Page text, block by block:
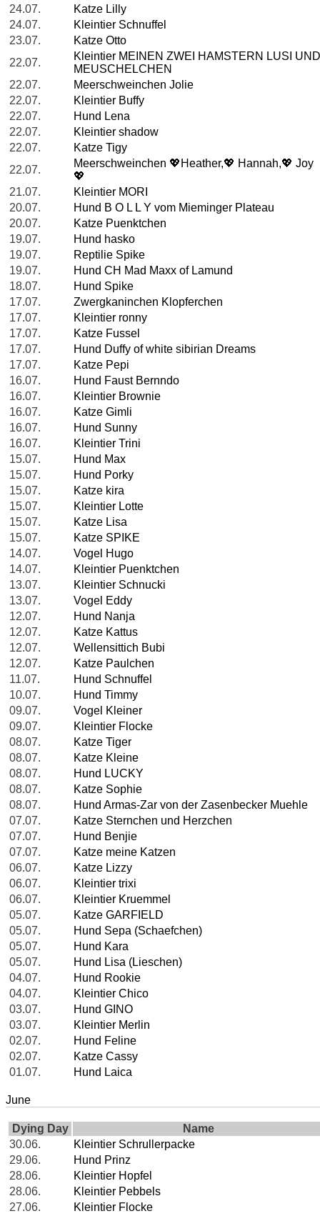
24.07.
Katze Lilly
24.07.
Kleintier Schnuffel
23.07.
Katze Otto
22.07.
Kleintier MEINEN ZWEI HAMSTERN LUSI UND
MEUSCHELCHEN
22.07.
Meerschweinchen Jolie
22.07.
Kleintier Buffy
22.07.
Hund Lena
22.07.
Kleintier shadow
22.07.
Katze Tigy
22.07.
Meerschweinchen 💖Heather,💖 Hannah,💖 Joy
💖
21.07.
Kleintier MORI
20.07.
Hund B O L L Y vom Mieminger Plateau
20.07.
Katze Puenktchen
19.07.
Hund hasko
19.07.
Reptilie Spike
19.07.
Hund CH Mad Maxx of Lamund
18.07.
Hund Spike
17.07.
Zwergkaninchen Klopferchen
17.07.
Kleintier ronny
17.07.
Katze Fussel
17.07.
Hund Duffy of white sibirian Dreams
17.07.
Katze Pepi
16.07.
Hund Faust Bernndo
16.07.
Kleintier Brownie
16.07.
Katze Gimli
16.07.
Hund Sunny
16.07.
Kleintier Trini
15.07.
Hund Max
15.07.
Hund Porky
15.07.
Katze kira
15.07.
Kleintier Lotte
15.07.
Katze Lisa
15.07.
Katze SPIKE
14.07.
Vogel Hugo
14.07.
Kleintier Puenktchen
13.07.
Kleintier Schnucki
13.07.
Vogel Eddy
12.07.
Hund Nanja
12.07.
Katze Kattus
12.07.
Wellensittich Bubi
12.07.
Katze Paulchen
11.07.
Hund Schnuffel
10.07.
Hund Timmy
09.07.
Vogel Kleiner
09.07.
Kleintier Flocke
08.07.
Katze Tiger
08.07.
Katze Kleine
08.07.
Hund LUCKY
08.07.
Katze Sophie
08.07.
Hund Armas-Zar von der Zasenbecker Muehle
07.07.
Katze Sternchen und Herzchen
07.07.
Hund Benjie
07.07.
Katze meine Katzen
06.07.
Katze Lizzy
06.07.
Kleintier trixi
06.07.
Kleintier Kruemmel
05.07.
Katze GARFIELD
05.07.
Hund Sepa (Schaefchen)
05.07.
Hund Kara
05.07.
Hund Lisa (Lieschen)
04.07.
Hund Rookie
04.07.
Kleintier Chico
03.07.
Hund GINO
03.07.
Kleintier Merlin
02.07.
Hund Feline
02.07.
Katze Cassy
01.07.
Hund Laica
June
Dying Day
Name
30.06.
Kleintier Schrullerpacke
29.06.
Hund Prinz
28.06.
Kleintier Hopfel
28.06.
Kleintier Pebbels
27.06.
Kleintier Flocke